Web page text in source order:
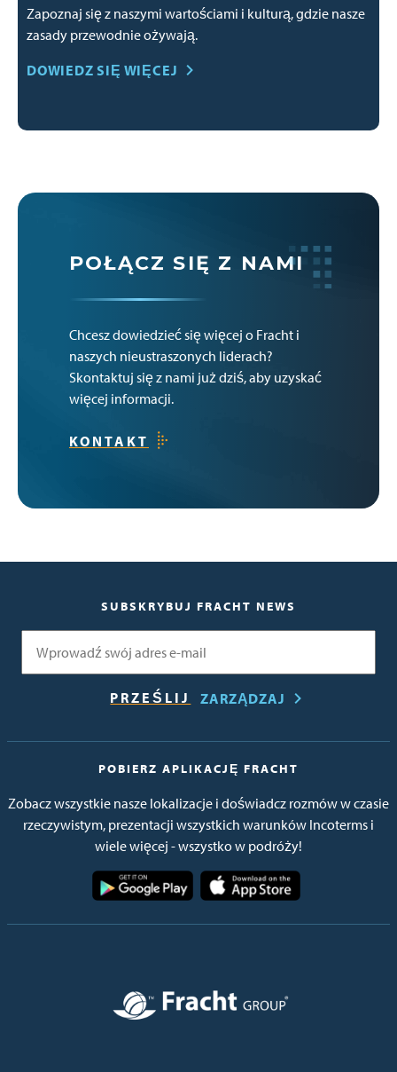
Zapoznaj się z naszymi wartościami i kulturą, gdzie nasze
zasady przewodnie ożywają.
DOWIEDZ SIĘ WIĘCEJ
POŁĄCZ SIĘ Z NAMI
Chcesz dowiedzieć się więcej o Fracht i
naszych nieustraszonych liderach?
Skontaktuj się z nami już dziś, aby uzyskać
więcej informacji.
KONTAKT
SUBSKRYBUJ FRACHT NEWS
ZARZĄDZAJ
POBIERZ APLIKACJĘ FRACHT
Zobacz wszystkie nasze lokalizacje i doświadcz rozmów w czasie
rzeczywistym, prezentacji wszystkich warunków Incoterms i
wiele więcej - wszystko w podróży!
Obraz
Obraz